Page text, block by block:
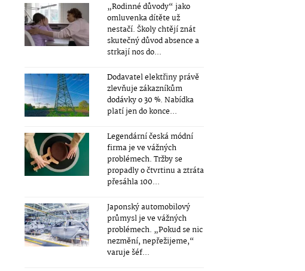
„Rodinné důvody“ jako
omluvenka dítěte už
nestačí. Školy chtějí znát
skutečný důvod absence a
strkají nos do...
Dodavatel elektřiny právě
zlevňuje zákazníkům
dodávky o 30 %. Nabídka
platí jen do konce...
Legendární česká módní
firma je ve vážných
problémech. Tržby se
propadly o čtvrtinu a ztráta
přesáhla 100...
Japonský automobilový
průmysl je ve vážných
problémech. „Pokud se nic
nezmění, nepřežijeme,“
varuje šéf...